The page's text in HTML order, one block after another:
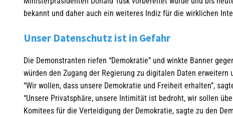
bekannt und daher auch ein weiteres Indiz für die wirklichen
Unser Datenschutz ist in Gefahr
Die Demonstranten riefen “Demokratie” und winkte Banner
würden den Zugang der Regierung zu digitalen Daten
“Wir wollen, dass unsere Demokratie und Freiheit erhalten”,
“Unsere Privatsphäre, unsere Intimität ist bedroht, wir sollen
Komitees für die Verteidigung der Demokratie, sagte zu den